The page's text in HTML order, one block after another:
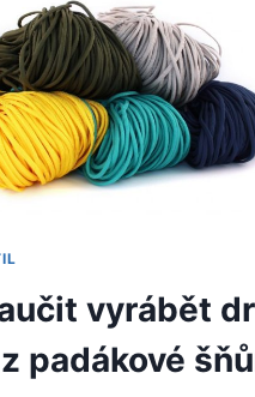
vyrábět
padákové